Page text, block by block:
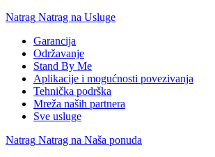
Natrag Natrag na Usluge
Garancija
Održavanje
Stand By Me
Aplikacije i mogućnosti povezivanja
Tehnička podrška
Mreža naših partnera
Sve usluge
Natrag Natrag na Naša ponuda